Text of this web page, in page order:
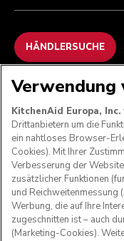
HÄNDLERSUCHE
Verwendung
KitchenAid Europa, Inc.
Drittanbietern um die
ein nahtloses Browser-
Cookies). Mit Ihrer
Verbesserung der
zusätzlicher Funktionen
und
Werbung, die auf Ihre
zugeschnitten ist – auch
(Marketing-Cookies).